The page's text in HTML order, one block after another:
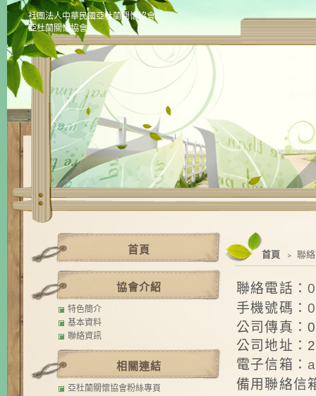
社團法人中華民國亞杜蘭關懷協會
亞杜蘭關懷協會
首頁 ﹥ 聯
聯絡電話：
手機號碼：
公司傳真：
公司地址：
電子信箱：
備用聯絡信
首頁
協會介紹
特色簡介
基本資料
聯絡資訊
相關連結
亞杜蘭關懷協會粉絲專頁